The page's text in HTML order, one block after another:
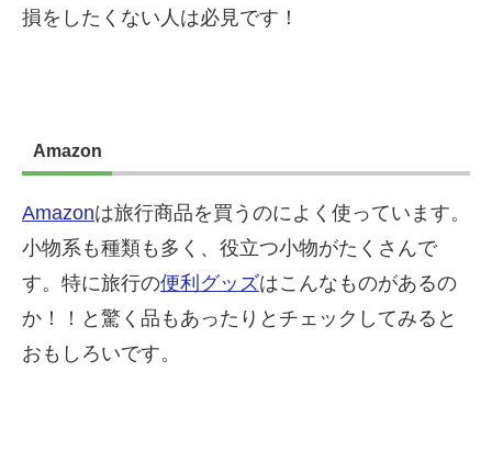
損をしたくない人は必見です！
Amazon
Amazonは旅行商品を買うのによく使っています。
小物系も種類も多く、役立つ小物がたくさんで
す。特に旅行の便利グッズはこんなものがあるの
か！！と驚く品もあったりとチェックしてみると
おもしろいです。